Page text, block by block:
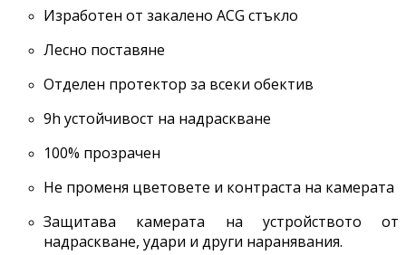
Изработен от закалено ACG стъкло
Лесно поставяне
Отделен протектор за всеки обектив
9h устойчивост на надраскване
100% прозрачен
Не променя цветовете и контраста на камерата
Защитава камерата на устройството от
надраскване, удари и други наранявания.